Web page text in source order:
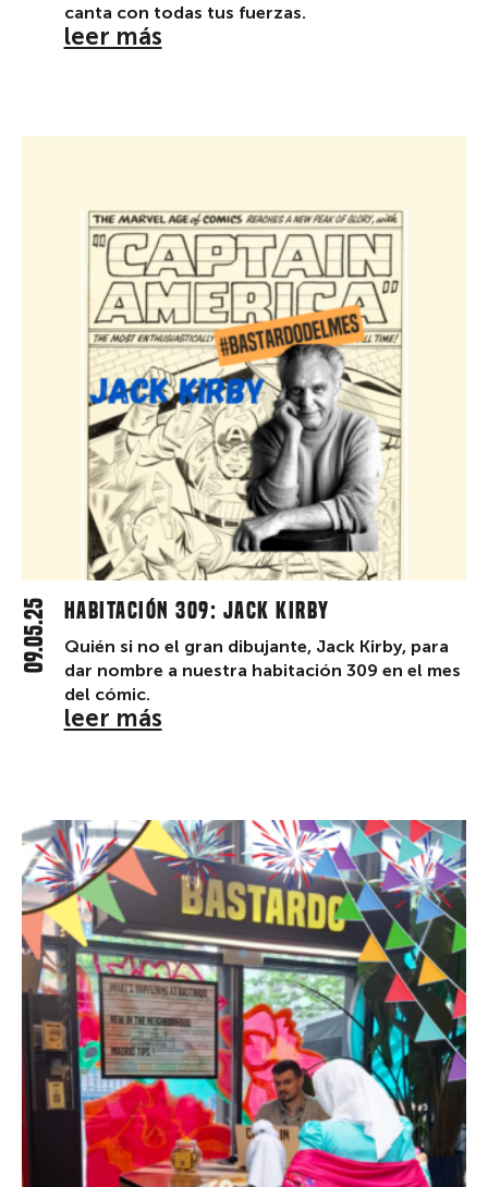
canta con todas tus fuerzas.
leer más
Habitación 309: Jack Kirby
09.05.25
Quién si no el gran dibujante, Jack Kirby, para
dar nombre a nuestra habitación 309 en el mes
del cómic.
leer más